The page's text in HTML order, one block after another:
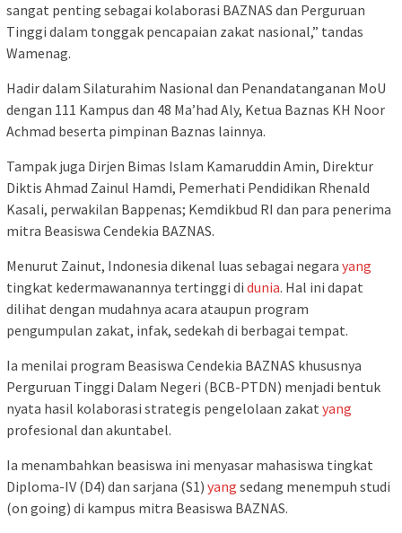
sangat penting sebagai kolaborasi BAZNAS dan Perguruan
Tinggi dalam tonggak pencapaian zakat nasional,” tandas
Wamenag.
Hadir dalam Silaturahim Nasional dan Penandatanganan MoU
dengan 111 Kampus dan 48 Ma’had Aly, Ketua Baznas KH Noor
Achmad beserta pimpinan Baznas lainnya.
Tampak juga Dirjen Bimas Islam Kamaruddin Amin, Direktur
Diktis Ahmad Zainul Hamdi, Pemerhati Pendidikan Rhenald
Kasali, perwakilan Bappenas; Kemdikbud RI dan para penerima
mitra Beasiswa Cendekia BAZNAS.
Menurut Zainut, Indonesia dikenal luas sebagai negara yang
tingkat kedermawanannya tertinggi di dunia. Hal ini dapat
dilihat dengan mudahnya acara ataupun program
pengumpulan zakat, infak, sedekah di berbagai tempat.
Ia menilai program Beasiswa Cendekia BAZNAS khususnya
Perguruan Tinggi Dalam Negeri (BCB-PTDN) menjadi bentuk
nyata hasil kolaborasi strategis pengelolaan zakat yang
profesional dan akuntabel.
Ia menambahkan beasiswa ini menyasar mahasiswa tingkat
Diploma-IV (D4) dan sarjana (S1) yang sedang menempuh studi
(on going) di kampus mitra Beasiswa BAZNAS.